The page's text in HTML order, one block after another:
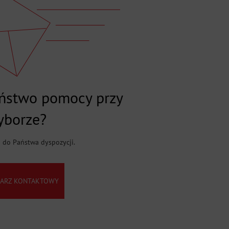
pomocy przy
do Państwa dyspozycji.
KONTAKTOWY